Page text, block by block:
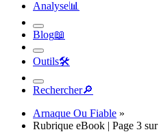
Blog📖︎
Outils🛠︎
Rechercher
Arnaque Ou Fiable
Publié le 20 janvier 2020.